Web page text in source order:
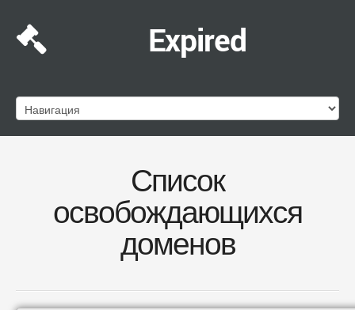
Expired
Список
освобождающихся
доменов